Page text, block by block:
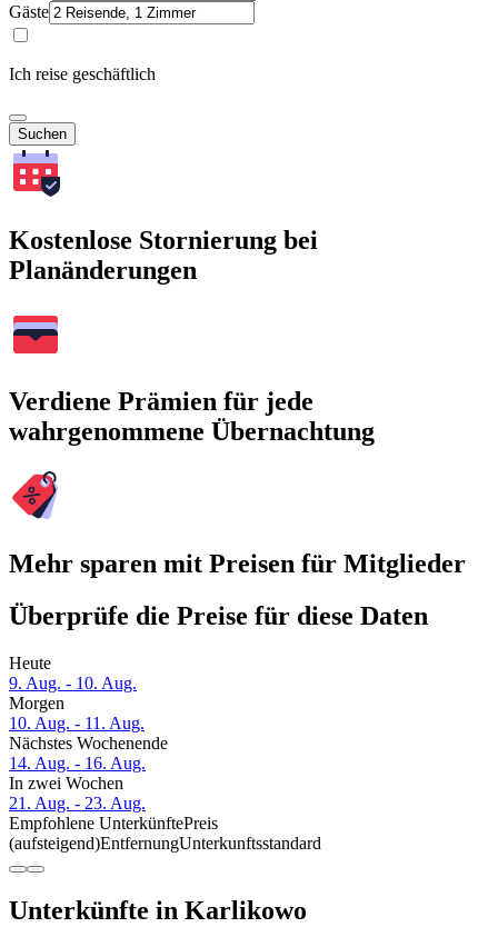
Gäste
Ich reise geschäftlich
Suchen
Kostenlose Stornierung bei
Planänderungen
Verdiene Prämien für jede
wahrgenommene Übernachtung
Mehr sparen mit Preisen für Mitglieder
Überprüfe die Preise für diese Daten
Heute
9. Aug. - 10. Aug.
Morgen
10. Aug. - 11. Aug.
Nächstes Wochenende
14. Aug. - 16. Aug.
In zwei Wochen
21. Aug. - 23. Aug.
Empfohlene UnterkünftePreis
(aufsteigend)EntfernungUnterkunftsstandard
Unterkünfte in Karlikowo